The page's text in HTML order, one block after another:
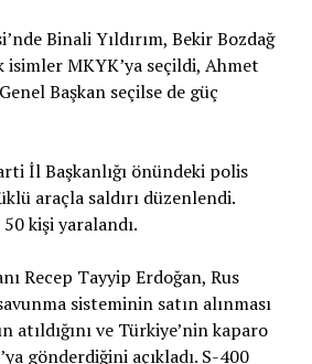
Binali Yıldırım, Bekir Bozdağ
isimler MKYK’ya seçildi, Ahmet
Başkan seçilse de güç
İl Başkanlığı önündeki polis
araçla saldırı düzenlendi.
50 kişi yaralandı.
Recep Tayyip Erdoğan, Rus
sisteminin satın alınması
atıldığını ve Türkiye’nin kaparo
gönderdiğini açıkladı. S-400